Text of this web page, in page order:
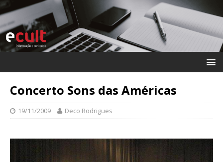
Concerto Sons das Américas
19/11/2009 Deco Rodrigues